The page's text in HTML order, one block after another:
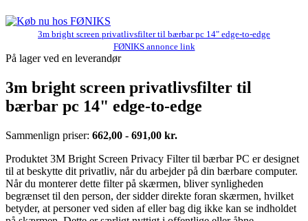
3m bright screen privatlivsfilter til bærbar pc 14" edge-to-edge
FØNIKS annonce link
På lager ved en leverandør
3m bright screen privatlivsfilter til
bærbar pc 14" edge-to-edge
Sammenlign priser: 662,00 - 691,00 kr.
Produktet 3M Bright Screen Privacy Filter til bærbar PC er designet
til at beskytte dit privatliv, når du arbejder på din bærbare computer.
Når du monterer dette filter på skærmen, bliver synligheden
begrænset til den person, der sidder direkte foran skærmen, hvilket
betyder, at personer ved siden af eller bag dig ikke kan se indholdet